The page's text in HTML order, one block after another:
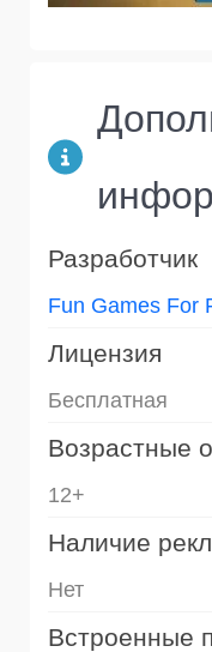
Разработчик
Fun Games For
Лицензия
Бесплатная
Возрастные
12+
Наличие
Нет
Встроенные